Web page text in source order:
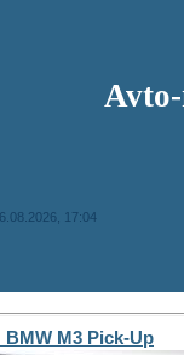
17:04
M3 Pick-Up